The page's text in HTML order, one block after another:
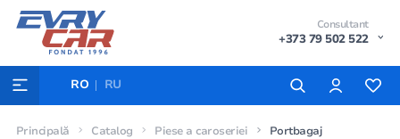
Consultant
+373 79 502 522
RO RU
Principală Catalog Piese a caroseriei Portbagaj